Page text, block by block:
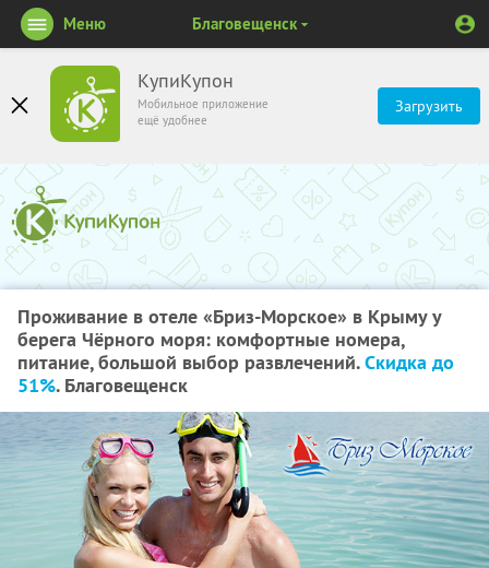
КупиКупон
Мобильное приложение
ещё удобнее
Загрузить
Меню Благовещенск
Проживание в отеле «Бриз-Морское» в Крыму у
берега Чёрного моря: комфортные номера,
питание, большой выбор развлечений.Скидка до
51%. Благовещенск